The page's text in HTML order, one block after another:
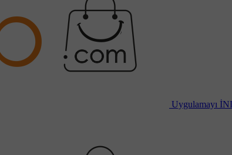
Uygulamayı